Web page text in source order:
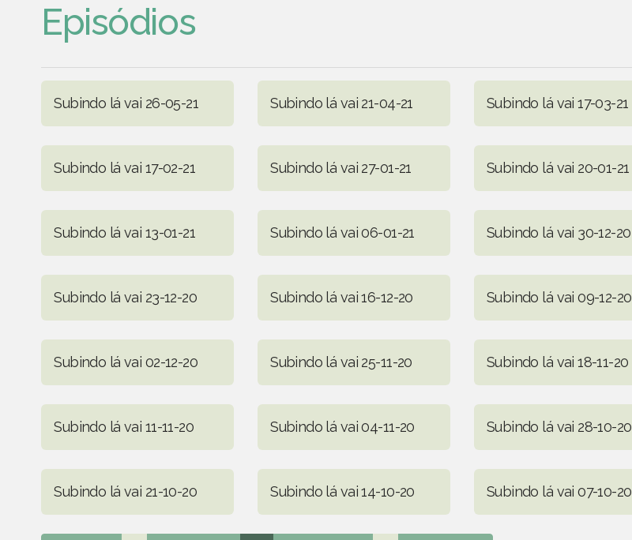
Episódios
Subindo lá vai 26-05-21 Subindo lá vai 21-04-21 Subindo lá vai 17-03-21
Subindo lá vai 17-02-21 Subindo lá vai 27-01-21 Subindo lá vai 20-01-21
Subindo lá vai 13-01-21 Subindo lá vai 06-01-21 Subindo lá vai 30-12-20
Subindo lá vai 23-12-20 Subindo lá vai 16-12-20 Subindo lá vai 09-12-20
Subindo lá vai 02-12-20 Subindo lá vai 25-11-20 Subindo lá vai 18-11-20
Subindo lá vai 11-11-20 Subindo lá vai 04-11-20 Subindo lá vai 28-10-20
Subindo lá vai 21-10-20 Subindo lá vai 14-10-20 Subindo lá vai 07-10-20